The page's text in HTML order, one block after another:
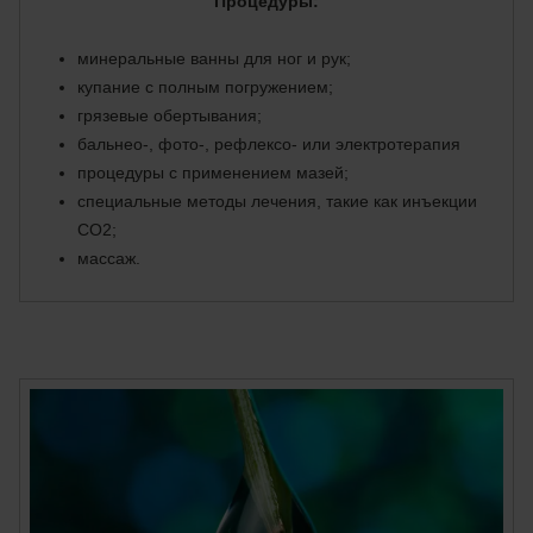
минеральные ванны для ног и рук;
купание с полным погружением;
грязевые обертывания;
бальнео-, фото-, рефлексо- или электротерапия
процедуры с применением мазей;
специальные методы лечения, такие как инъекции
CO2;
массаж.